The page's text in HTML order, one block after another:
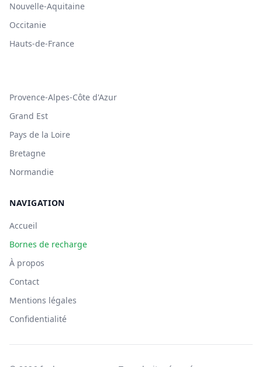
Nouvelle-Aquitaine
Occitanie
Hauts-de-France
Provence-Alpes-Côte d'Azur
Grand Est
Pays de la Loire
Bretagne
Normandie
NAVIGATION
Accueil
Bornes de recharge
À propos
Contact
Mentions légales
Confidentialité